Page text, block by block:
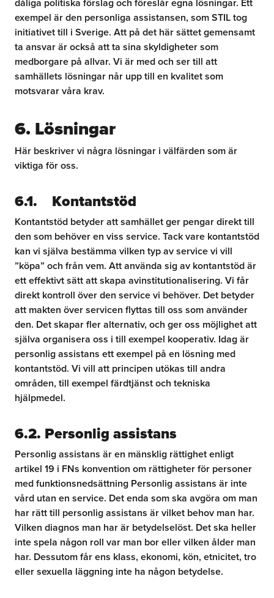
exempel är den personliga assistansen, som STIL tog
initiativet till i Sverige. Att på det här sättet gemensamt
ta ansvar är också att ta sina skyldigheter som
medborgare på allvar. Vi är med och ser till att
samhällets lösningar når upp till en kvalitet som
motsvarar våra krav.
6. Lösningar
Här beskriver vi några lösningar i välfärden som är
viktiga för oss.
6.1. Kontantstöd
Kontantstöd betyder att samhället ger pengar direkt till
den som behöver en viss service. Tack vare kontantstöd
kan vi själva bestämma vilken typ av service vi vill
”köpa” och från vem. Att använda sig av kontantstöd är
ett effektivt sätt att skapa avinstitutionalisering. Vi får
direkt kontroll över den service vi behöver. Det betyder
att makten över servicen flyttas till oss som använder
den. Det skapar fler alternativ, och ger oss möjlighet att
själva organisera oss i till exempel kooperativ. Idag är
personlig assistans ett exempel på en lösning med
kontantstöd. Vi vill att principen utökas till andra
områden, till exempel färdtjänst och tekniska
hjälpmedel.
6.2. Personlig assistans
Personlig assistans är en mänsklig rättighet enligt
artikel 19 i FNs konvention om rättigheter för personer
med funktionsnedsättning Personlig assistans är inte
vård utan en service. Det enda som ska avgöra om man
har rätt till personlig assistans är vilket behov man har.
Vilken diagnos man har är betydelselöst. Det ska heller
inte spela någon roll var man bor eller vilken ålder man
har. Dessutom får ens klass, ekonomi, kön, etnicitet, tro
eller sexuella läggning inte ha någon betydelse.